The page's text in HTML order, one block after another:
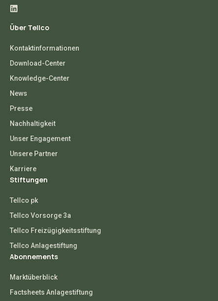
Über Tellco
Kontaktinformationen
Download-Center
Knowledge-Center
News
Presse
Nachhaltigkeit
Unser Engagement
Unsere Partner
Karriere
Stiftungen
Tellco pk
Tellco Vorsorge 3a
Tellco Freizügigkeitsstiftung
Tellco Anlagestiftung
Abonnements
Marktüberblick
Factsheets Anlagestiftung